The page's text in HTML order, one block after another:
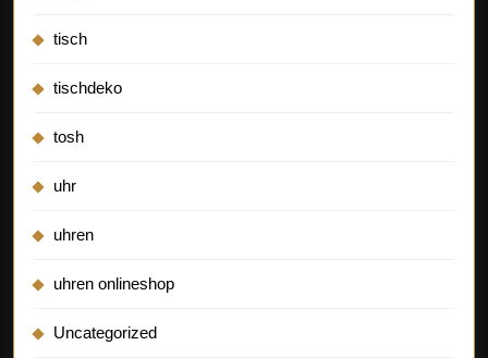
tisch
tischdeko
tosh
uhr
uhren
uhren onlineshop
Uncategorized